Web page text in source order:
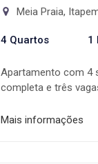
Meia Praia,
4 Quartos 1
Apartamento com 4
completa e três
Mais informações